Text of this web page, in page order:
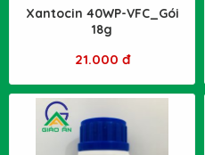
Xantocin 40WP-VFC_Gói
18g
21.000 đ